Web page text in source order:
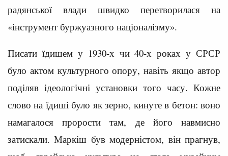
радянської влади швидко перетворилася на
«інструмент буржуазного націоналізму».
Писати їдишем у 1930-х чи 40-х роках у СРСР
було актом культурного опору, навіть якщо автор
поділяв ідеологічні установки того часу. Кожне
слово на їдиші було як зерно, кинуте в бетон: воно
намагалося прорости там, де його навмисно
затискали. Маркіш був модерністом, він прагнув,